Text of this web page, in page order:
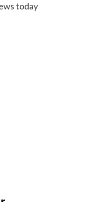
today